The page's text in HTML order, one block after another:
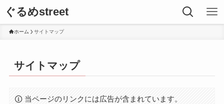
ぐるめstreet
ホーム サイトマップ
サイトマップ
当ページのリンクには広告が含まれています。